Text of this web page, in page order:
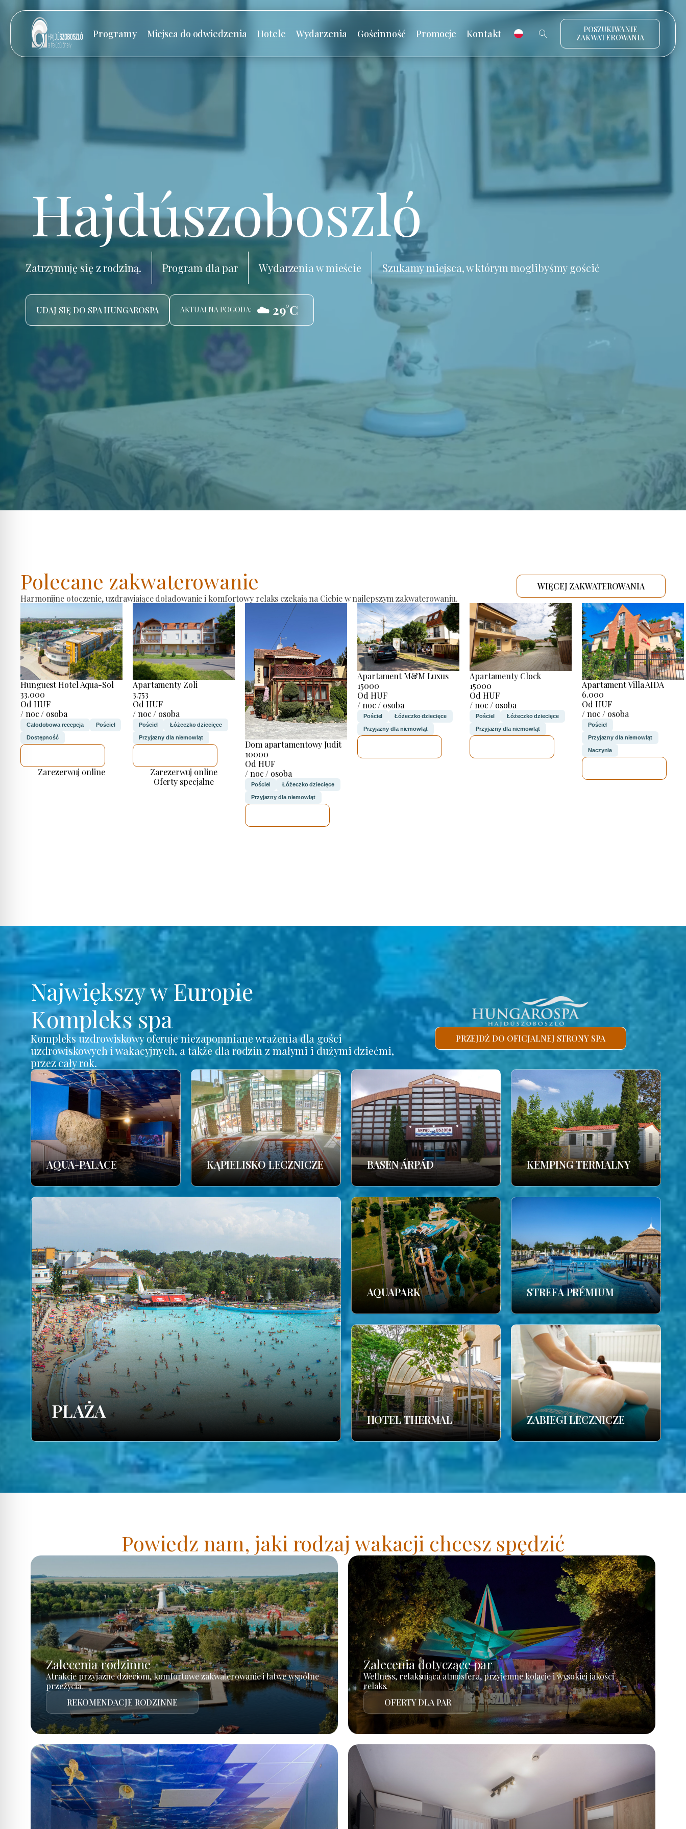
Programy Miejsca do odwiedzenia Hotele Wydarzenia Gościnność Promocje Kontakt
POSZUKIWANIE
ZAKWATEROWANIA
Hajdúszoboszló
Zatrzymuję się z rodziną. Program dla par Wydarzenia w mieście Szukamy miejsca, w którym moglibyśmy gościć
UDAJ SIĘ DO SPA HUNGAROSPA AKTUALNA POGODA: ☁️ 29°C
Polecane zakwaterowanie
Harmonijne otoczenie, uzdrawiające doładowanie i komfortowy relaks czekają na Ciebie w najlepszym zakwaterowaniu.
WIĘCEJ ZAKWATEROWANIA
Hunguest Hotel Aqua-Sol
33.000
Od HUF
/ noc / osoba
Całodobowa recepcja Pościel
Dostępność
Zarezerwuj online
Apartamenty Zoli
3.753
Od HUF
/ noc / osoba
Pościel Łóżeczko dziecięce
Przyjazny dla niemowląt
Zarezerwuj online
Oferty specjalne
Dom apartamentowy Judit
10000
Od HUF
/ noc / osoba
Pościel Łóżeczko dziecięce
Przyjazny dla niemowląt
Apartament M&M Luxus
15000
Od HUF
/ noc / osoba
Pościel Łóżeczko dziecięce
Przyjazny dla niemowląt
Apartamenty Clock
15000
Od HUF
/ noc / osoba
Pościel Łóżeczko dziecięce
Przyjazny dla niemowląt
Apartament Villa AIDA
6.000
Od HUF
/ noc / osoba
Pościel
Przyjazny dla niemowląt
Naczynia
Największy w Europie
Kompleks spa
Kompleks uzdrowiskowy oferuje niezapomniane wrażenia dla gości
uzdrowiskowych i wakacyjnych, a także dla rodzin z małymi i dużymi dziećmi,
przez cały rok.
PRZEJDŹ DO OFICJALNEJ STRONY SPA
AQUA-PALACE KĄPIELISKO LECZNICZE BASEN ÁRPÁD KEMPING TERMALNY
PLAŻA
AQUAPARK STREFA PRÉMIUM
HOTEL THERMAL ZABIEGI LECZNICZE
Powiedz nam, jaki rodzaj wakacji chcesz spędzić
Zalecenia rodzinne
Atrakcje przyjazne dzieciom, komfortowe zakwaterowanie i łatwe wspólne
przeżycia.
REKOMENDACJE RODZINNE
Zalecenia dotyczące par
Wellness, relaksująca atmosfera, przyjemne kolacje i wysokiej jakości
relaks.
OFERTY DLA PAR